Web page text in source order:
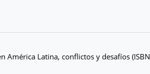
América Latina, conflictos y desafíos (ISBN